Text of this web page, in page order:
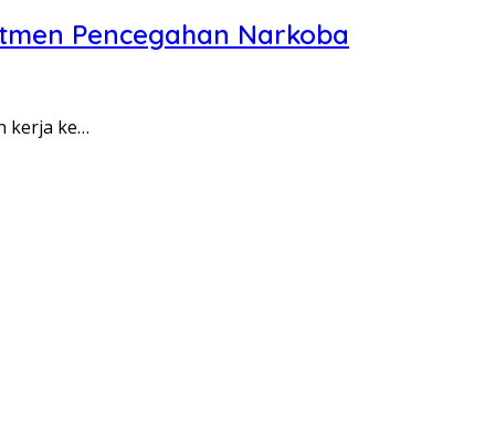
Pencegahan Narkoba
kerja ke…